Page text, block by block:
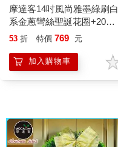
摩達客14吋風尚雅墨綠刷白
系金蔥彎絲聖誕花圈+20燈
LED暖白光燈串
53 折 特價 769 元
加入購物車